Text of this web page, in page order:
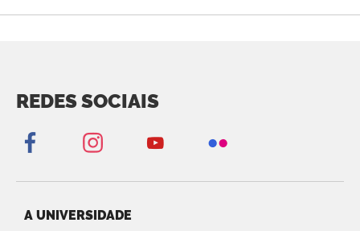
REDES SOCIAIS
A UNIVERSIDADE